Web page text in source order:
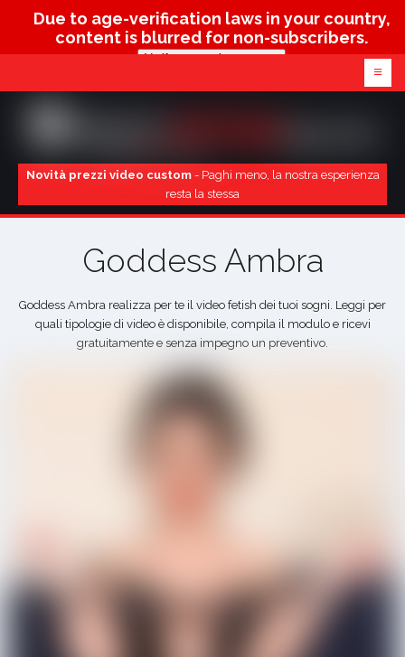
Due to age-verification laws in your country,
content is blurred for non-subscribers.
Verify age & view content
≡
Novità prezzi video custom- Paghi meno, la nostra esperienza
resta la stessa
Goddess Ambra
Goddess Ambra realizza per te il video fetish dei tuoi sogni. Leggi per
quali tipologie di video è disponibile, compila il modulo e ricevi
gratuitamente e senza impegno un preventivo.